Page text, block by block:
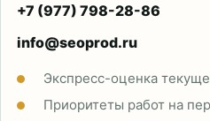
+7 (977) 798-28-86
info@seoprod.ru
Экспресс-оценка
Приоритеты работ на